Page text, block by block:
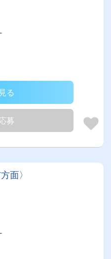
る
募
面〉